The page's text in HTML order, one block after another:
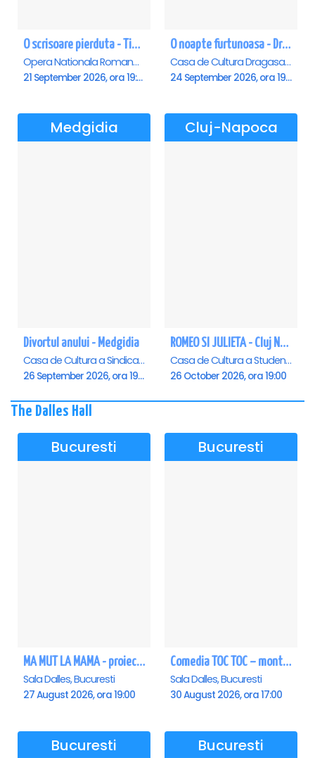
O scrisoare pierduta - Timisoara
Opera Nationala Romana , Timisoara
21 September 2026, ora 19:00
O noapte furtunoasa - Dragasani
Casa de Cultura Dragasani, Dragasani
24 September 2026, ora 19:00
Medgidia
Divortul anului - Medgidia
Casa de Cultura a Sindicatelor Lucian Grigorescu, Medgidia
26 September 2026, ora 19:00
Cluj-Napoca
ROMEO SI JULIETA - Cluj Napoca
Casa de Cultura a Studentilor Dumitru Farcas, Cluj-Napoca
26 October 2026, ora 19:00
The Dalles Hall
Bucuresti
MA MUT LA MAMA - proiectie film Dalles
Sala Dalles, Bucuresti
27 August 2026, ora 19:00
Bucuresti
Comedia TOC TOC – montarea originală
Sala Dalles, Bucuresti
30 August 2026, ora 17:00
Bucuresti Bucuresti